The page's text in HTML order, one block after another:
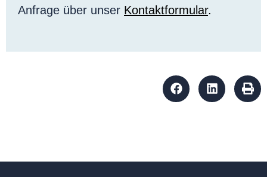
Anfrage über unser Kontaktformular.